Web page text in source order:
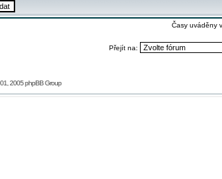
Časy uváděny
Přejít na:
2005 phpBB Group